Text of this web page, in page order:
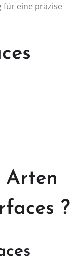
für eine präzise
Arten
?